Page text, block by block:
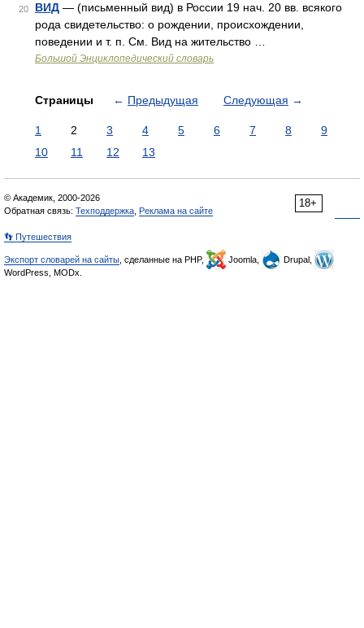
20 ВИД — (письменный вид) в России 19 нач. 20 вв. всякого
рода свидетельство: о рождении, происхождении,
поведении и т. п. См. Вид на жительство …
Большой Энциклопедический словарь
Страницы ← Предыдущая Следующая →
1 2 3 4 5 6 7 8
9
10
11 12 13
18+
© Академик, 2000-2026
Обратная связь: Техподдержка Реклама на сайте
👣 Путешествия
Экспорт словарей на сайты , сделанные на PHP, Joomla,
Drupal,
WordPress, MODx.